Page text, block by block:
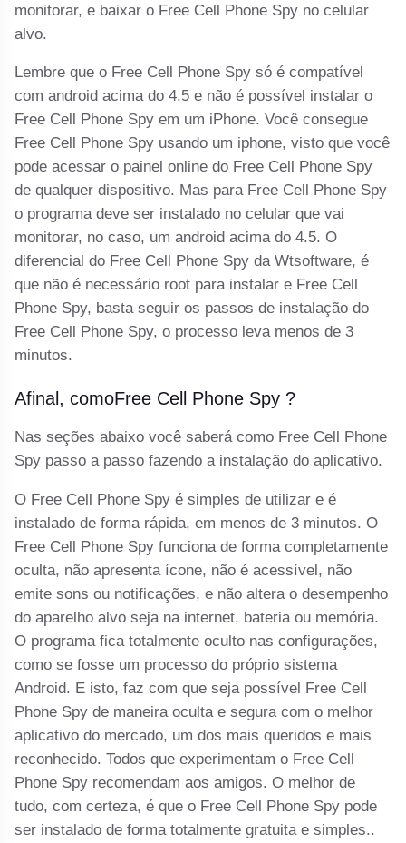
monitorar, e baixar o Free Cell Phone Spy no celular
alvo.
Lembre que o Free Cell Phone Spy só é compatível
com android acima do 4.5 e não é possível instalar o
Free Cell Phone Spy em um iPhone. Você consegue
Free Cell Phone Spy usando um iphone, visto que você
pode acessar o painel online do Free Cell Phone Spy
de qualquer dispositivo. Mas para Free Cell Phone Spy
o programa deve ser instalado no celular que vai
monitorar, no caso, um android acima do 4.5. O
diferencial do Free Cell Phone Spy da Wtsoftware, é
que não é necessário root para instalar e Free Cell
Phone Spy, basta seguir os passos de instalação do
Free Cell Phone Spy, o processo leva menos de 3
minutos.
Afinal, comoFree Cell Phone Spy ?
Nas seções abaixo você saberá como Free Cell Phone
Spy passo a passo fazendo a instalação do aplicativo.
O Free Cell Phone Spy é simples de utilizar e é
instalado de forma rápida, em menos de 3 minutos. O
Free Cell Phone Spy funciona de forma completamente
oculta, não apresenta ícone, não é acessível, não
emite sons ou notificações, e não altera o desempenho
do aparelho alvo seja na internet, bateria ou memória.
O programa fica totalmente oculto nas configurações,
como se fosse um processo do próprio sistema
Android. E isto, faz com que seja possível Free Cell
Phone Spy de maneira oculta e segura com o melhor
aplicativo do mercado, um dos mais queridos e mais
reconhecido. Todos que experimentam o Free Cell
Phone Spy recomendam aos amigos. O melhor de
tudo, com certeza, é que o Free Cell Phone Spy pode
ser instalado de forma totalmente gratuita e simples..